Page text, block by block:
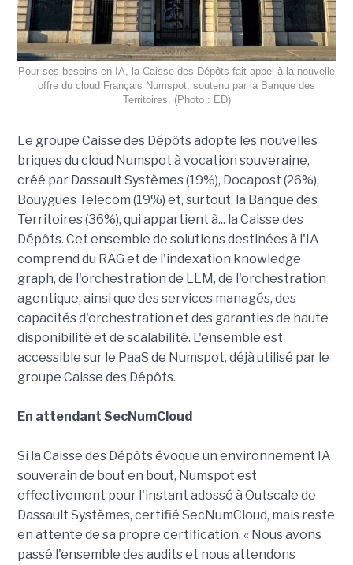
Pour ses besoins en IA, la Caisse des Dépôts fait appel à la nouvelle
offre du cloud Français Numspot, soutenu par la Banque des
Territoires. (Photo : ED)
Le groupe Caisse des Dépôts adopte les nouvelles
briques du cloud Numspot à vocation souveraine,
créé par Dassault Systèmes (19%), Docapost (26%),
Bouygues Telecom (19%) et, surtout, la Banque des
Territoires (36%), qui appartient à... la Caisse des
Dépôts. Cet ensemble de solutions destinées à l'IA
comprend du RAG et de l'indexation knowledge
graph, de l'orchestration de LLM, de l'orchestration
agentique, ainsi que des services managés, des
capacités d'orchestration et des garanties de haute
disponibilité et de scalabilité. L'ensemble est
accessible sur le PaaS de Numspot, déjà utilisé par le
groupe Caisse des Dépôts.
En attendant SecNumCloud
Si la Caisse des Dépôts évoque un environnement IA
souverain de bout en bout, Numspot est
effectivement pour l'instant adossé à Outscale de
Dassault Systèmes, certifié SecNumCloud, mais reste
en attente de sa propre certification. « Nous avons
passé l'ensemble des audits et nous attendons